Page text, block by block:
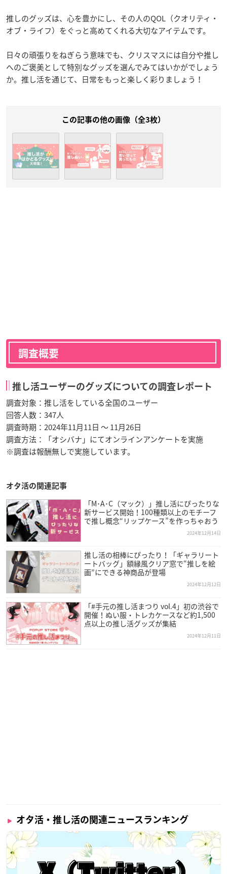
推しのグッズは、心を豊かにし、その人のQOL（クオリティ・
オブ・ライフ）をぐっと高めてくれる大切なアイテムです。
日々の頑張りをねぎらう意味でも、クリスマスには自分や推し
へのご褒美として特別なグッズを選んでみてはいかがでしょう
か。推し活を通じて、日常をもっと楽しく彩りましょう！
この記事の他の画像（全3枚）
調査概要
推し活ユーザーのグッズについての調査レポート
調査対象：推し活をしている全国のユーザー
回答人数：347人
調査時期：2024年11月11日 ～ 11月26日
調査方法：「オシバナ」にてオンラインアンケートを実施
※調査は報酬無しで実施しています。
オタ活の関連記事
「M･A･C（マック）」推し活にぴったりな
新サービス開始！100種類以上のモチーフ
で推し概念“リップケース”を作っちゃおう
2024年12月14日
推し活の相棒にぴったり！「ギャラリート
ートバッグ」額縁風クリア窓で“推しを絵
画”にできる神商品が登場
2024年12月12日
「#手元の推し活まつり vol.4」初の渋谷で
開催！ぬい服・トレカケースなど約1,500
点以上の推し活グッズが集結
2024年12月11日
オタ活・推し活の関連ニュースランキング